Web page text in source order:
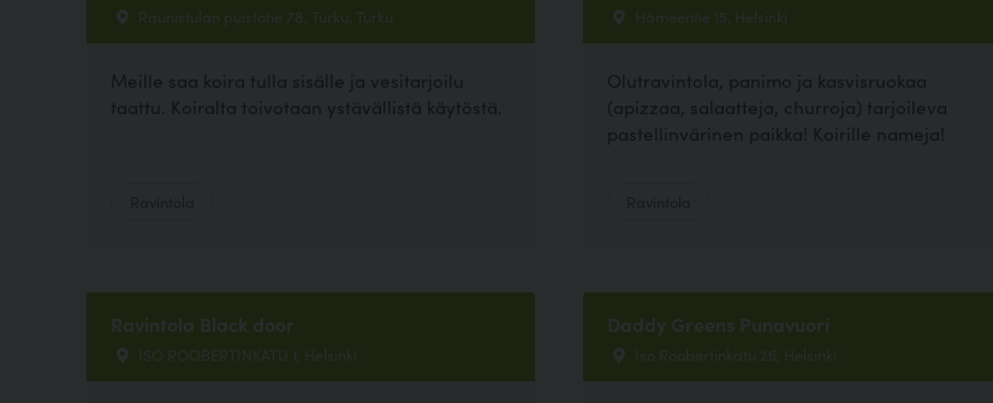
Raunistulan puistotie 78, Turku, Turku
Meille saa koira tulla sisälle ja vesitarjoilu
taattu. Koiralta toivotaan ystävällistä käytöstä.
Hämeentie 15, Helsinki
Olutravintola, panimo ja kasvisruokaa
(apizzaa, salaatteja, churroja) tarjoileva
pastellinvärinen paikka! Koirille nameja!
Ravintola Black door
ISO ROOBERTINKATU 1, Helsinki
Daddy Greens Punavuori
Iso Roobertinkatu 26, Helsinki